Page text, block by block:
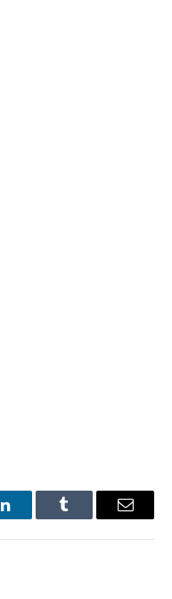
LinkedInTumblr Имэйл